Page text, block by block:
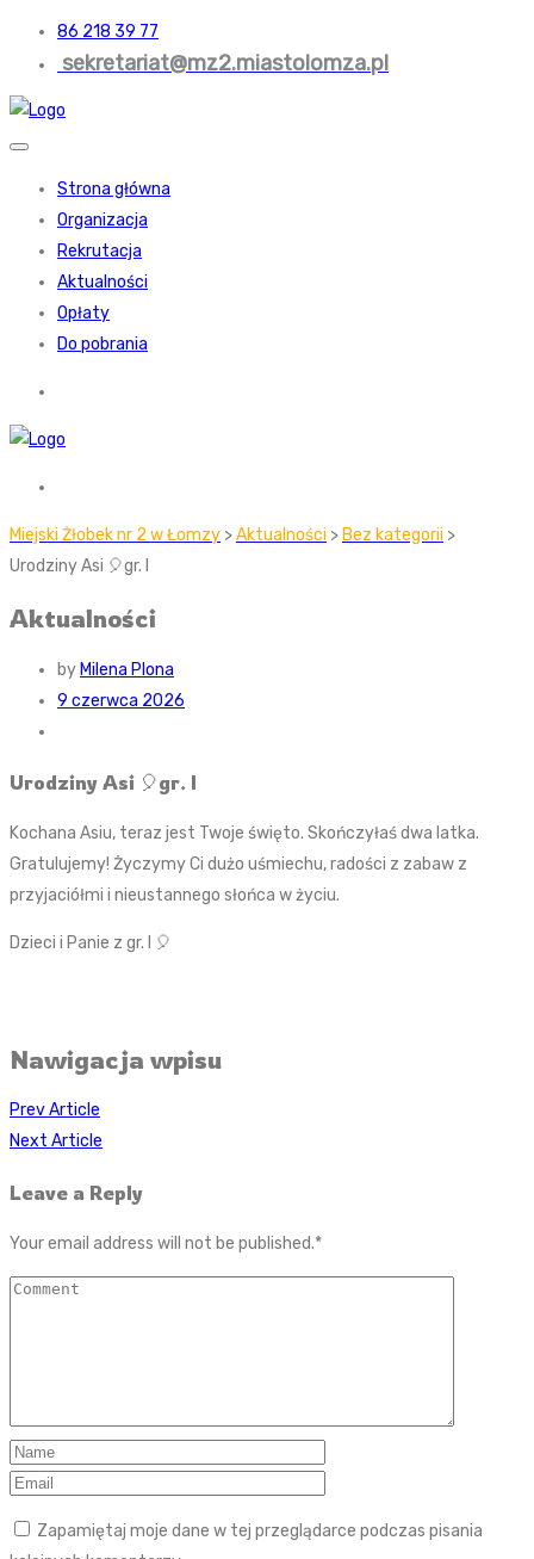
86 218 39 77
sekretariat@mz2.miastolomza.pl
Strona główna
Organizacja
Rekrutacja
Aktualności
Opłaty
Do pobrania
Miejski Żłobek nr 2 w Łomzy >Aktualności > Bez kategorii >
Urodziny Asi 🎈gr. I
Aktualności
by Milena Plona
9 czerwca 2026
Urodziny Asi 🎈gr. I
Kochana Asiu, teraz jest Twoje święto. Skończyłaś dwa latka.
Gratulujemy! Życzymy Ci dużo uśmiechu, radości z zabaw z
przyjaciółmi i nieustannego słońca w życiu.
Dzieci i Panie z gr. I 🎈
Nawigacja wpisu
Prev Article
Next Article
Leave a Reply
Your email address will not be published.*
Zapamiętaj moje dane w tej przeglądarce podczas pisania